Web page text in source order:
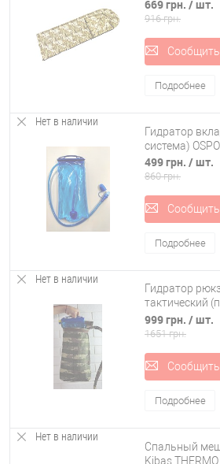
669 грн. / шт.
916 грн.
Подробнее
Нет в наличии
Гидратор
система)
499 грн. / шт.
860 грн.
Подробнее
Нет в наличии
Гидратор
тактический
чехле OSPORT
999 грн. / шт.
1651 грн.
Подробнее
Нет в наличии
Спальный
Kibas